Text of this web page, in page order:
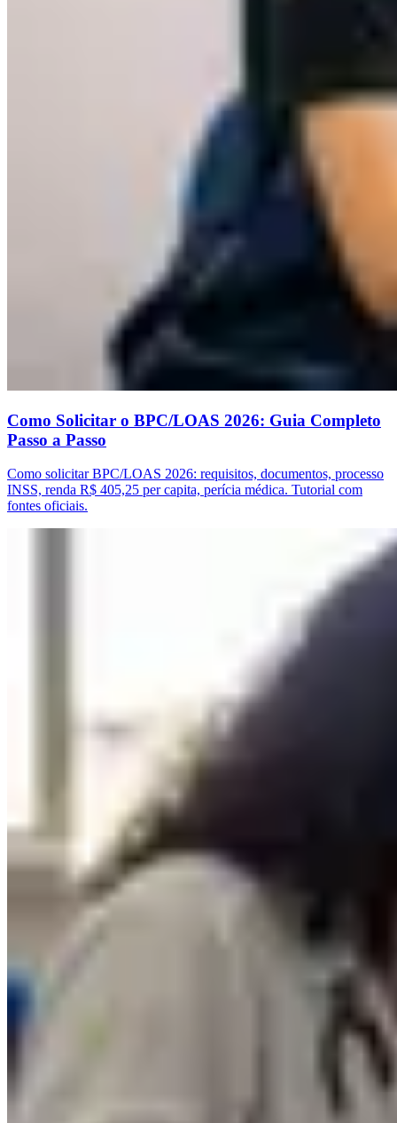
Como Solicitar o BPC/LOAS 2026: Guia Completo
Passo a Passo
Como solicitar BPC/LOAS 2026: requisitos, documentos, processo
INSS, renda R$ 405,25 per capita, perícia médica. Tutorial com
fontes oficiais.